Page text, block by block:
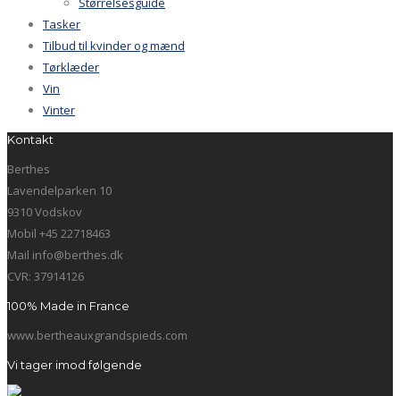
Tasker
Tilbud til kvinder og mænd
Tørklæder
Vin
Vinter
Kontakt
Berthes
Lavendelparken 10
9310 Vodskov
Mobil +45 22718463
Mail info@berthes.dk
CVR: 37914126
100% Made in France
www.bertheauxgrandspieds.com
Vi tager imod følgende